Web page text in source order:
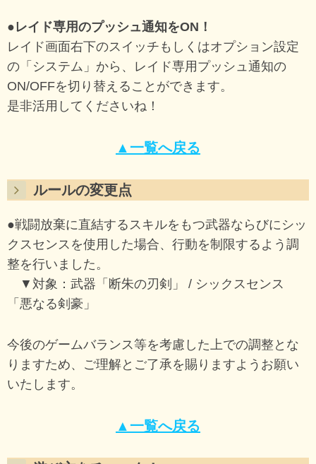
●レイド専用のプッシュ通知をON！
レイド画面右下のスイッチもしくはオプション設定
の「システム」から、レイド専用プッシュ通知の
ON/OFFを切り替えることができます。
是非活用してくださいね！
▲一覧へ戻る
ルールの変更点
●戦闘放棄に直結するスキルをもつ武器ならびにシッ
クスセンスを使用した場合、行動を制限するよう調
整を行いました。
▼対象：武器「断朱の刃剣」 / シックスセンス
「悪なる剣豪」
今後のゲームバランス等を考慮した上での調整とな
りますため、ご理解とご了承を賜りますようお願い
いたします。
▲一覧へ戻る